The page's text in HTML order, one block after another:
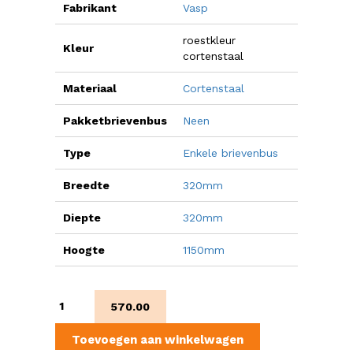
Fabrikant Vasp
Kleur
roestkleur
cortenstaal
Materiaal Cortenstaal
Pakketbrievenbus Neen
Type Enkele brievenbus
Breedte 320mm
Diepte 320mm
Hoogte 1150mm
aantal
570.00
Toevoegen aan winkelwagen